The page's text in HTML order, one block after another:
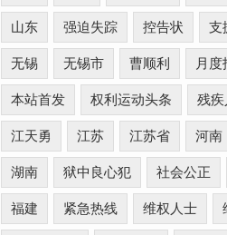
山东 强迫失踪 控告状 支
无锡 无锡市 曹顺利 月度
本站首发 权利运动头条 残疾
江天勇 江苏 江苏省 河南
湖南 狱中良心犯 社会公正
福建 紧急热线 维权人士